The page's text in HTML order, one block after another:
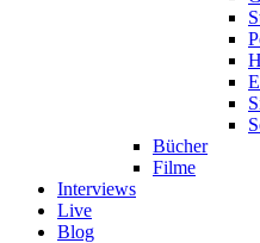
Bücher
Filme
Interviews
Live
Blog